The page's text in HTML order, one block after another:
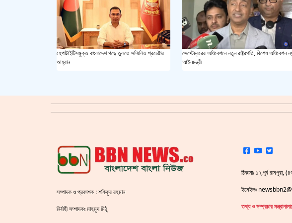
হেপাটাইটিসমুক্ত বাংলাদেশ গড়ে তুলতে সম্মিলিত প্রচেষ্টার
আহ্বান
সেপ্টেম্বরের অধিবেশনে নতুন রাষ্ট্রপতি, বিশেষ অধিবেশন
আইনমন্ত্রী
সম্পাদক ও প্রকাশক : শফিকুর রহমান
নির্বাহী সম্পাদকঃ মাহমুদ মিঠু
ঠিকানাঃ ১৭,পূর্ব রামপুরা,
ইমেইলঃ
তথ্য ও সম্প্রচার